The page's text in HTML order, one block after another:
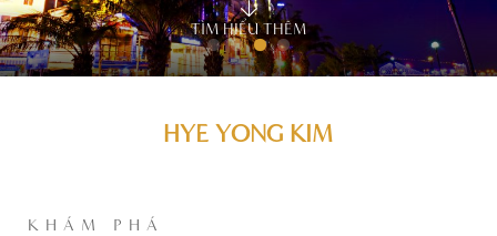
TÌM HIỂU THÊM
HYE YONG KIM
KHÁM PHÁ